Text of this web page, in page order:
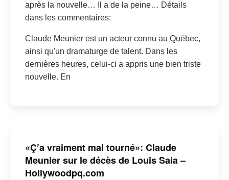
après la nouvelle… Il a de la peine… Détails
dans les commentaires:
Claude Meunier est un acteur connu au Québec,
ainsi qu'un dramaturge de talent. Dans les
dernières heures, celui-ci a appris une bien triste
nouvelle. En
«Ç’a vraiment mal tourné»: Claude
Meunier sur le décès de Louis Saia –
Hollywoodpq.com